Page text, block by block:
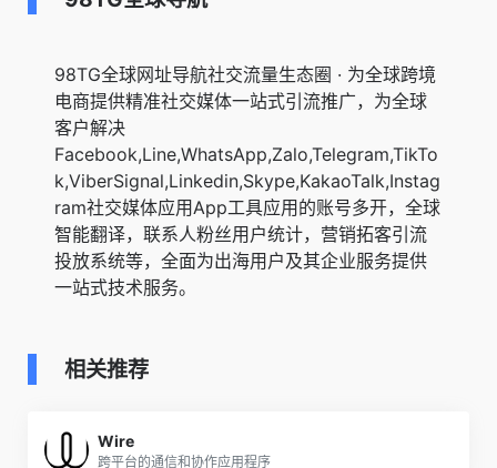
98TG全球网址导航社交流量生态圈 · 为全球跨境
电商提供精准社交媒体一站式引流推广，为全球
客户解决
Facebook,Line,WhatsApp,Zalo,Telegram,TikTo
k,ViberSignal,Linkedin,Skype,KakaoTalk,Instag
ram社交媒体应用App工具应用的账号多开，全球
智能翻译，联系人粉丝用户统计，营销拓客引流
投放系统等，全面为出海用户及其企业服务提供
一站式技术服务。
相关推荐
Wire
跨平台的通信和协作应用程序